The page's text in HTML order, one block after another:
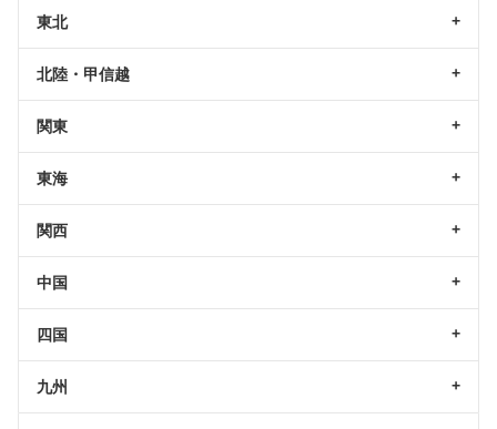
東北
北陸・甲信越
関東
東海
関西
中国
四国
九州